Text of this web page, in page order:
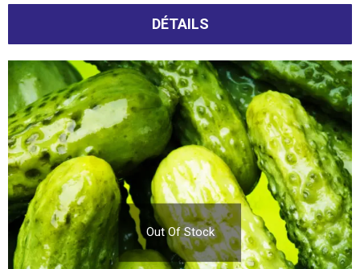
DÉTAILS
Out Of Stock